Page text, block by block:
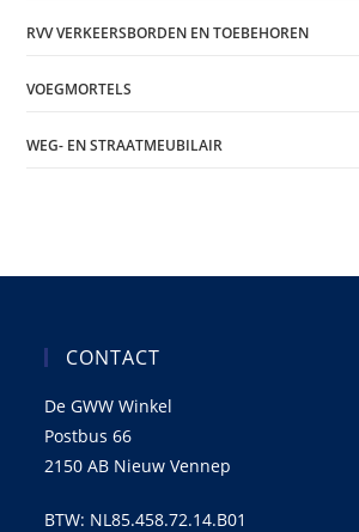
RVV VERKEERSBORDEN EN TOEBEHOREN
VOEGMORTELS
WEG- EN STRAATMEUBILAIR
CONTACT
De GWW Winkel
Postbus 66
2150 AB Nieuw Vennep
BTW: NL85.458.72.14.B01